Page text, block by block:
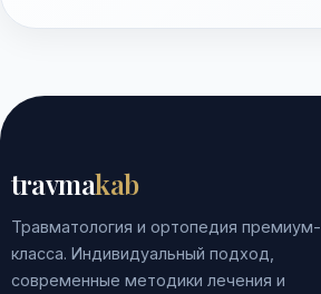
travmakab
Травматология и ортопедия премиум-
класса. Индивидуальный подход,
современные методики лечения и